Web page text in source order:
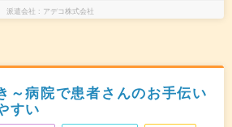
派遣会社 アデコ株式会社
～病院で患者さんのお手伝い
すい